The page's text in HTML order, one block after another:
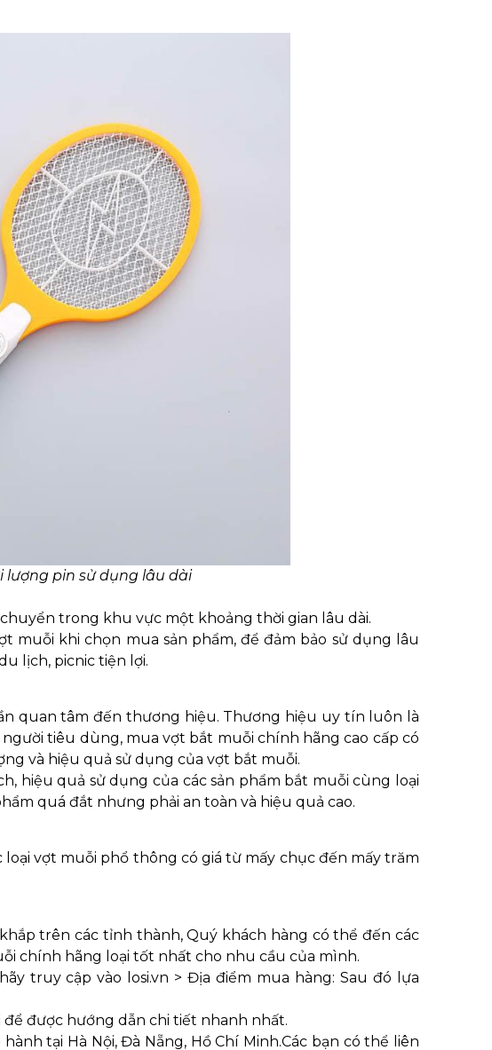
lượng pin sử dụng lâu dài
trong khu vực một khoảng thời gian lâu dài.
muỗi khi chọn mua sản phẩm, để đảm bảo sử dụng lâu
lịch, picnic tiện lợi.
quan tâm đến thương hiệu. Thương hiệu uy tín luôn là
tiêu dùng, mua vợt bắt muỗi chính hãng cao cấp có
và hiệu quả sử dụng của vợt bắt muỗi.
hiệu quả sử dụng của các sản phẩm bắt muỗi cùng loại
quá đắt nhưng phải an toàn và hiệu quả cao.
vợt muỗi phổ thông có giá từ mấy chục đến mấy trăm
trên các tỉnh thành, Quý khách hàng có thể đến các
chính hãng loại tốt nhất cho nhu cầu của mình.
truy cập vào losi.vn > Địa điểm mua hàng: Sau đó lựa
được hướng dẫn chi tiết nhanh nhất.
tại Hà Nội, Đà Nẵng, Hồ Chí Minh.Các bạn có thể liên